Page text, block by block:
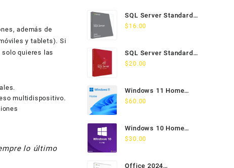
además de
y tablets). Si
quieres las
multidispositivo.
lo último
SQL Server Standard
2014 Licencia
$ 16.00
SQL Server Standard
2017 Licencia
$20.00
Windows 11 Home
Licencia Permanente 5
$60.00
Windows 10 Home
Licencia Permanente 5
$30.00
Office 2024